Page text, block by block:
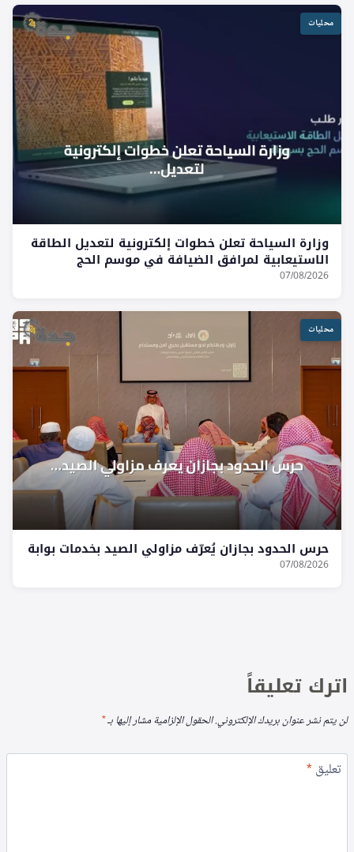
محليات
وزارة السياحة تعلن خطوات إلكترونية لتعديل الطاقة
الاستيعابية لمرافق الضيافة في موسم الحج
07/08/2026
محليات
حرس الحدود بجازان يُعرّف مزاولي الصيد بخدمات بوابة
07/08/2026
اترك تعليقاً
لن يتم نشر عنوان بريدك الإلكتروني.الحقول الإلزامية مشار إليها بـ*
تعليق*